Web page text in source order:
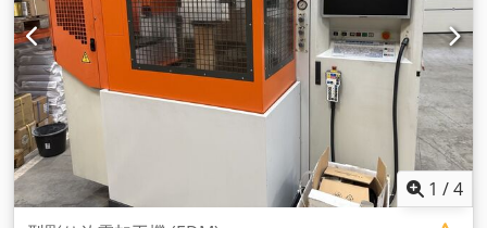
x 250 x 300 mm 最大ワーク寸法：790 x 530 x 275 mm 最大ワ
ーク重量：500 kg Cjdpfx Ajwi Iuujcmeha プログラム可能な浴
槽の高さ：100～325 mm 含むエアチャック Erowa ITS 50 / 3R
Systems / Hirschmann (オプション) マックス。電極重量：
50kg マックス。慣性: 2000 kgcm² 4方向電極チェンジャー AC
FORM HMI ユーザーインターフェース タッチスクリーン付き
15インチLCDカラースクリーンで操作 キーボードとハンドヘル
ドコントロールユニットも利用可能 機械寸法：1900 x 1690 x
2398 mm 総重量: 2800 kg ご注文をいただいた後、機械の清掃
1 /4